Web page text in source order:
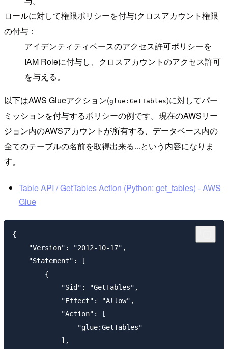
ロールに対して権限ポリシーを付与(クロスアカウント権限
の付与：
アイデンティティベースのアクセス許可ポリシーを
IAM Roleに付与し、クロスアカウントのアクセス許可
を与える。
以下はAWS Glueアクション(glue:GetTables)に対してパー
ミッションを付与するポリシーの例です。現在のAWSリー
ジョン内のAWSアカウントが所有する、データベース内の
全てのテーブルの名前を取得出来る...という内容になりま
す。
Table API / GetTables Action (Python: get_tables) - AWS
Glue
{
    "Version": "2012-10-17",
    "Statement": [
        {
            "Sid": "GetTables",
            "Effect": "Allow",
            "Action": [
                "glue:GetTables"
            ],